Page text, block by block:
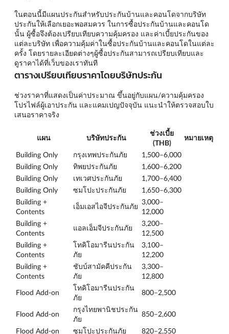
ในตอนนี้มีแผนประกันสำหรับประกันบ้านและคอนโดจากบริษัท
ประกันให้เลือกเยอะพอสมควร ในการซื้อประกันบ้านและคอนโด
นั้น ผู้ซื้อจึงต้องเปรียบเทียบความคุ้มครอง และค่าเบี้ยประกันของ
แต่ละบริษัท เพื่อความคุ้มค่าในซื้อประกันบ้านและคอนโดในแต่ละ
ครั้ง โดยรายละเอียดต่างๆผู้ซื้อประกันสามารถเปรียบเทียบและ
ดูราคาได้ที่เว็บของเราทันที
ตารางเปรียบเทียบราคาโดยบริษัทประกัน
ช่วงราคาที่แสดงเป็นค่าประมาณ ขึ้นอยู่กับแผน/ความคุ้มครอง
โปรไฟล์ผู้เอาประกัน และแคมเปญปัจจุบัน แนะนำให้ตรวจสอบใบ
เสนอราคาจริง
แผน บริษัทประกัน
ช่วงเบี้ย
(THB)
หมายเหตุ
Building Only
กรุงเทพประกันภัย
1,500–6,000
Building Only
ทิพยประกันภัย
1,600–6,200
Building Only
เทเวศประกันภัย
1,700–6,400
Building Only
ซมโปะประกันภัย
1,650–6,300
Building +
Contents
เอ็มเอสไอจีประกันภัย
3,000–
12,000
Building +
Contents
แอลเอ็มจีประกันภัย
3,200–
12,500
Building +
Contents
โทคิโอมารีนประกัน
ภัย
3,100–
12,200
Building +
Contents
ชับบ์สามัคคีประกัน
ภัย
3,300–
12,800
Flood Add-on
โทคิโอมารีนประกัน
ภัย
800–2,500
Flood Add-on
กรุงไทยพานิชประกัน
ภัย
850–2,600
Flood Add-on
ซมโปะประกันภัย 820–2,550